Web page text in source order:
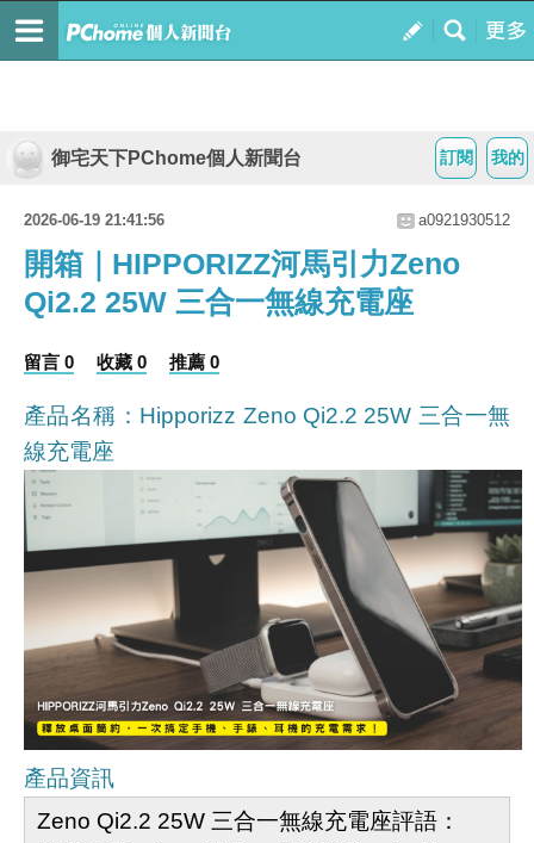
我的
訂閱
御宅天下PChome個人新聞台
2026-06-19 21:41:56 a0921930512
開箱｜HIPPORIZZ河馬引力Zeno
Qi2.2 25W 三合一無線充電座
留言 0 收藏 0 推薦 0
產品名稱：Hipporizz Zeno Qi2.2 25W 三合一無
線充電座
產品資訊
Zeno Qi2.2 25W 三合一無線充電座評語：